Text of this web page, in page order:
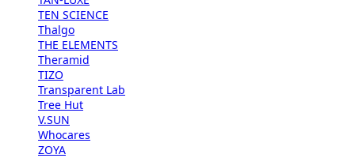
TEN SCIENCE
Thalgo
THE ELEMENTS
Theramid
TIZO
Transparent Lab
Tree Hut
V.SUN
Whocares
ZOYA